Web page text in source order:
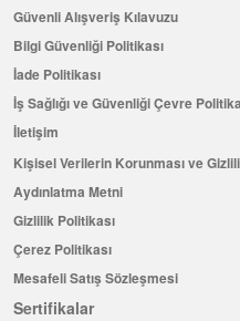
Güvenli Alışveriş Kılavuzu
Bilgi Güvenliği Politikası
İade Politikası
İş Sağlığı ve Güvenliği Çevre
İletişim
Kişisel Verilerin Korunması ve
Aydınlatma Metni
Gizlilik Politikası
Çerez Politikası
Mesafeli Satış Sözleşmesi
Sertifikalar